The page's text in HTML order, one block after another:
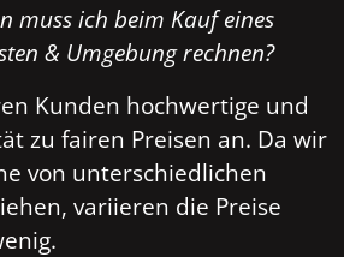
muss ich beim Kauf eines
& Umgebung rechnen?
Kunden hochwertige und
zu fairen Preisen an. Da wir
von unterschiedlichen
variieren die Preise